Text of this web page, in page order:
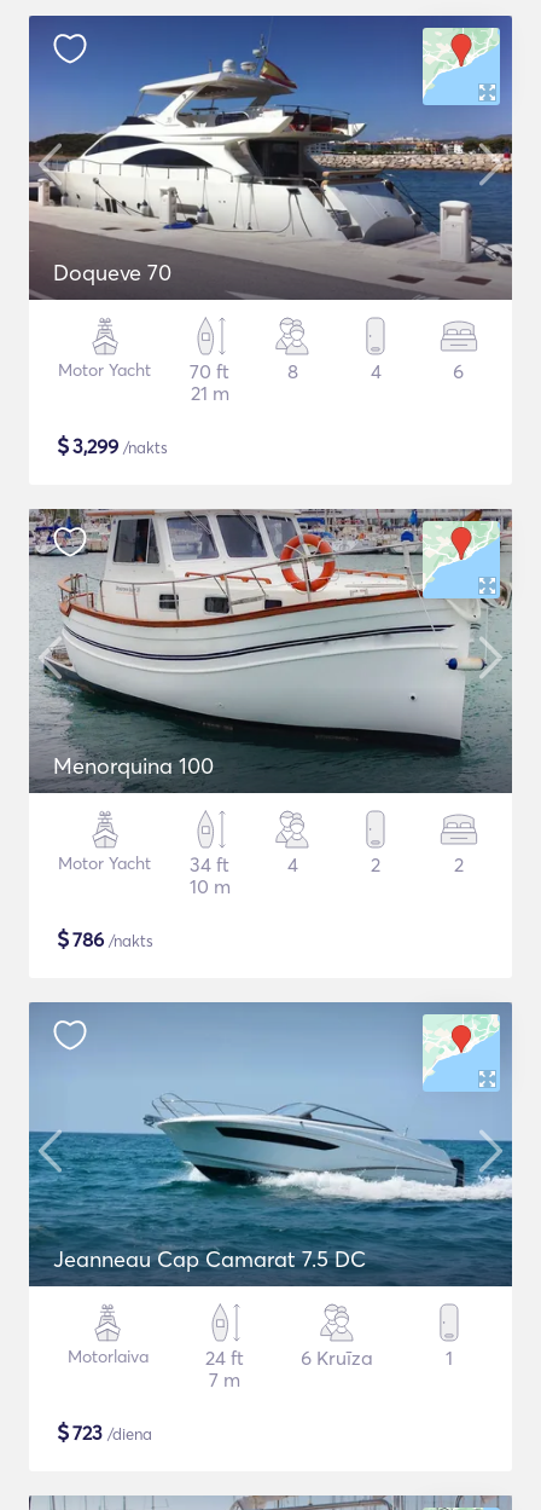
Doqueve 70
Motor Yacht
70 ft
21 m
8 4 6
$3,299 /nakts
Menorquina 100
Motor Yacht
34 ft
10 m
4 2 2
$786 /nakts
Jeanneau Cap Camarat 7.5 DC
Motorlaiva
24 ft
7 m
6 Kruīza 1
$723 /diena